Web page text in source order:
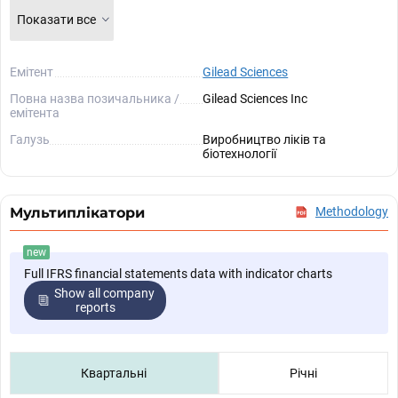
Показати все
Емітент
Gilead Sciences
Повна назва позичальника /
емітента
Gilead Sciences Inc
Галузь
Виробництво ліків та
біотехнології
Мультиплікатори Methodology
new
Full IFRS financial statements data with indicator charts
Show all company
reports
Квартальні Річні